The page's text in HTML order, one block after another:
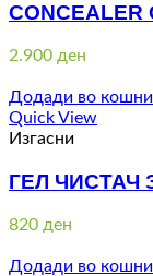
2.900 ден
Додади во
Quick View
Изгасни
ГЕЛ ЧИСТАЧ
820 ден
Додади во